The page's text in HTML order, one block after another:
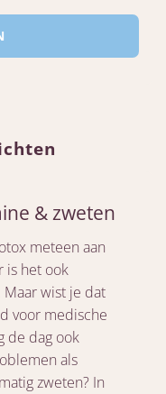
& zweten
meteen aan
is het ook
wist je dat
voor medische
de dag ook
als
zweten? In